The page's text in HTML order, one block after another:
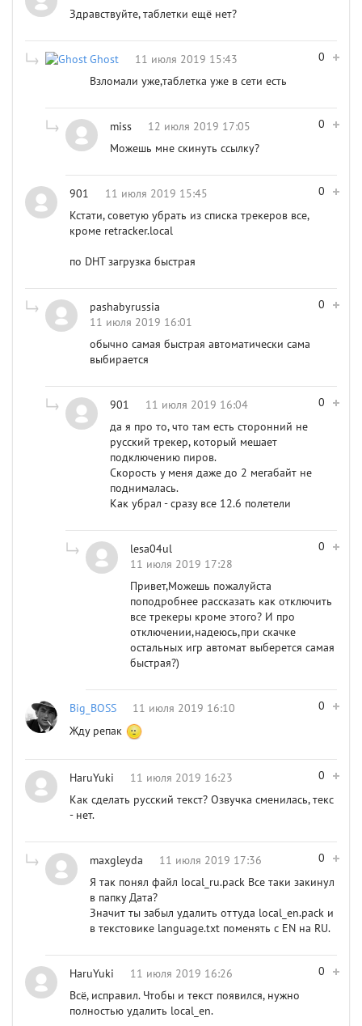
Здравствуйте, таблетки ещё нет?
0
Ghost
11 июля 2019 15:43
Взломали уже,таблетка уже в сети есть
0
miss
12 июля 2019 17:05
Можешь мне скинуть ссылку?
0
901
11 июля 2019 15:45
Кстати, советую убрать из списка трекеров все,
кроме retracker.local
по DHT загрузка быстрая
0
pashabyrussia
11 июля 2019 16:01
обычно самая быстрая автоматически сама
выбирается
0
901
11 июля 2019 16:04
да я про то, что там есть сторонний не
русский трекер, который мешает
подключению пиров.
Скорость у меня даже до 2 мегабайт не
поднималась.
Как убрал - сразу все 12.6 полетели
0
lesa04ul
11 июля 2019 17:28
Привет,Можешь пожалуйста
поподробнее рассказать как отключить
все трекеры кроме этого? И про
отключении,надеюсь,при скачке
остальных игр автомат выберется самая
быстрая?)
0
Big_BOSS
11 июля 2019 16:10
Жду репак
0
HaruYuki
11 июля 2019 16:23
Как сделать русский текст? Озвучка сменилась, текс
- нет.
0
maxgleyda
11 июля 2019 17:36
Я так понял файл local_ru.pack Все таки закинул
в папку Дата?
Значит ты забыл удалить оттуда local_en.pack и
в текстовике language.txt поменять с EN на RU.
0
HaruYuki
11 июля 2019 16:26
Всё, исправил. Чтобы и текст появился, нужно
полностью удалить local_en.